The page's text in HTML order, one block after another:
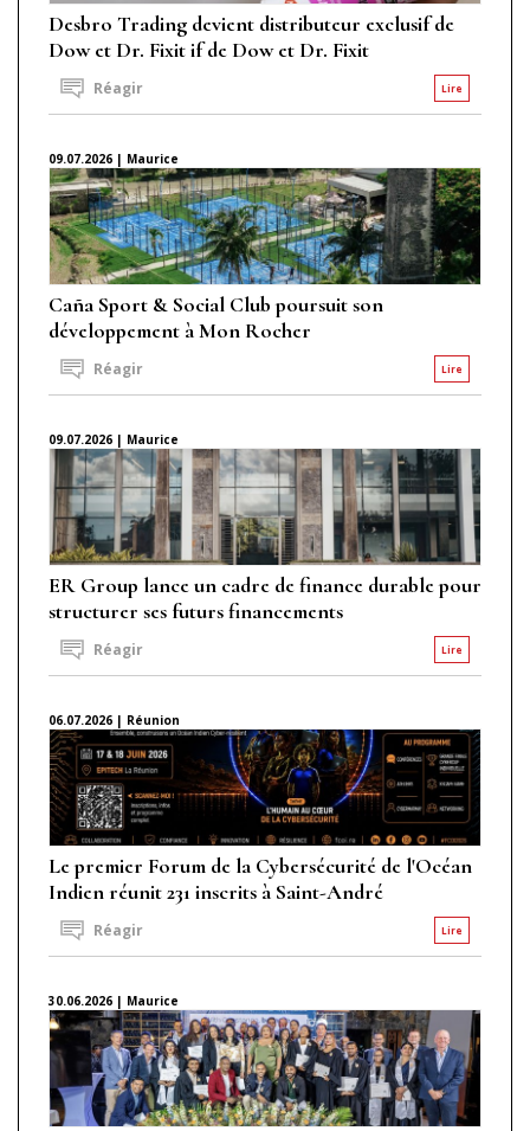
Desbro Trading devient distributeur exclusif de
Dow et Dr. Fixit if de Dow et Dr. Fixit
Lire
Réagir
09.07.2026 | Maurice
Caña Sport & Social Club poursuit son
développement à Mon Rocher
Lire
Réagir
09.07.2026 | Maurice
ER Group lance un cadre de finance durable pour
structurer ses futurs financements
Lire
Réagir
06.07.2026 | Réunion
Le premier Forum de la Cybersécurité de l'Océan
Indien réunit 231 inscrits à Saint-André
Lire
Réagir
30.06.2026 | Maurice